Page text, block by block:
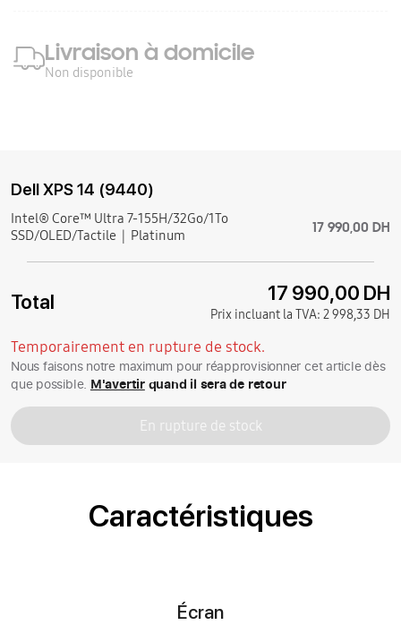
Livraison à domicile
Non disponible
Dell XPS 14 (9440)
Intel® Core™ Ultra 7-155H/32Go/1To
SSD/OLED/Tactile
Platinum 17 990,00 DH
Total 17 990,00 DH
Prix incluant la TVA: 2 998,33 DH
Temporairement en rupture de stock.
Nous faisons notre maximum pour réapprovisionner cet article dès
que possible. M'avertirquand il sera de retour
En rupture de stock
Caractéristiques
Écran